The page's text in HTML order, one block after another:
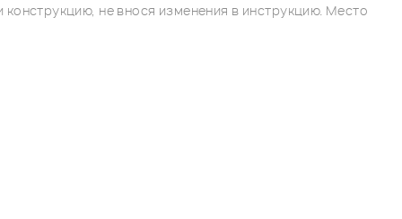
не внося изменения в инструкцию. Место